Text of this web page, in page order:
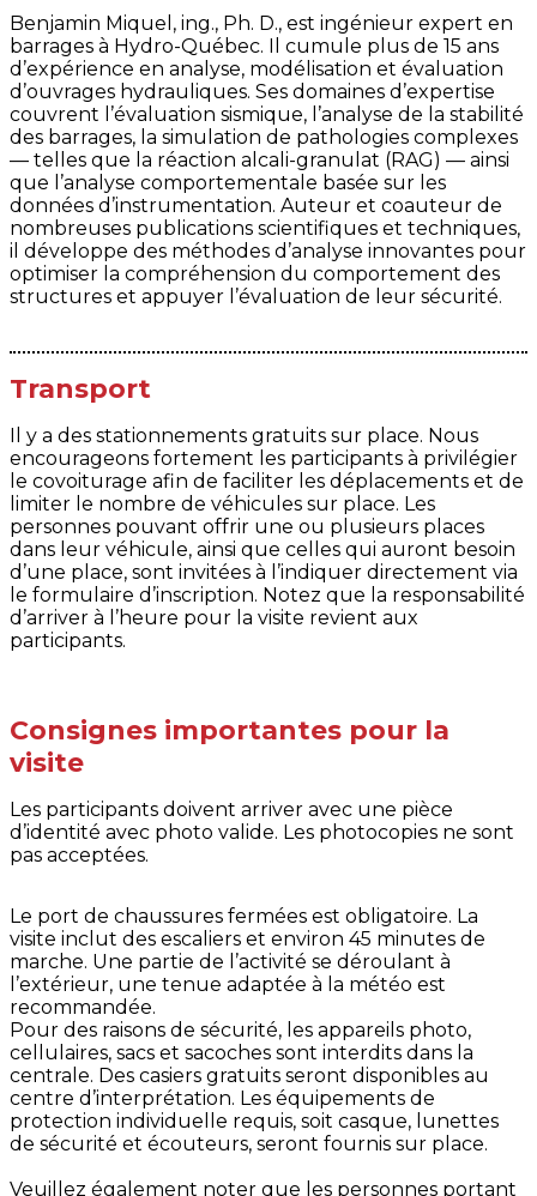
Benjamin Miquel, ing., Ph. D., est ingénieur expert en
barrages à Hydro-Québec. Il cumule plus de 15 ans
d’expérience en analyse, modélisation et évaluation
d’ouvrages hydrauliques. Ses domaines d’expertise
couvrent l’évaluation sismique, l’analyse de la stabilité
des barrages, la simulation de pathologies complexes
— telles que la réaction alcali-granulat (RAG) — ainsi
que l’analyse comportementale basée sur les
données d’instrumentation. Auteur et coauteur de
nombreuses publications scientifiques et techniques,
il développe des méthodes d’analyse innovantes pour
optimiser la compréhension du comportement des
structures et appuyer l’évaluation de leur sécurité.
Transport
Il y a des stationnements gratuits sur place. Nous
encourageons fortement les participants à privilégier
le covoiturage afin de faciliter les déplacements et de
limiter le nombre de véhicules sur place. Les
personnes pouvant offrir une ou plusieurs places
dans leur véhicule, ainsi que celles qui auront besoin
d’une place, sont invitées à l’indiquer directement via
le formulaire d’inscription. Notez que la responsabilité
d’arriver à l’heure pour la visite revient aux
participants.
Consignes importantes pour la
visite
Les participants doivent arriver avec une pièce
d’identité avec photo valide. Les photocopies ne sont
pas acceptées.
​​​​​Le port de chaussures fermées est obligatoire. La
visite inclut des escaliers et environ 45 minutes de
marche. Une partie de l’activité se déroulant à
l’extérieur, une tenue adaptée à la météo est
recommandée.
Pour des raisons de sécurité, les appareils photo,
cellulaires, sacs et sacoches sont interdits dans la
centrale. Des casiers gratuits seront disponibles au
centre d’interprétation. Les équipements de
protection individuelle requis, soit casque, lunettes
de sécurité et écouteurs, seront fournis sur place.
Veuillez également noter que les personnes portant